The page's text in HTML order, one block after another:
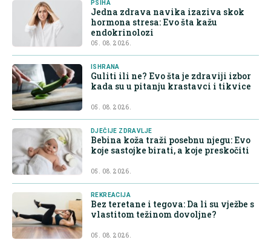
PSIHA
Jedna zdrava navika izaziva skok
hormona stresa: Evo šta kažu
endokrinolozi
05. 08. 2026.
ISHRANA
Guliti ili ne? Evo šta je zdraviji izbor
kada su u pitanju krastavci i tikvice
05. 08. 2026.
DJEČIJE ZDRAVLJE
Bebina koža traži posebnu njegu: Evo
koje sastojke birati, a koje preskočiti
05. 08. 2026.
REKREACIJA
Bez teretane i tegova: Da li su vježbe s
vlastitom težinom dovoljne?
05. 08. 2026.